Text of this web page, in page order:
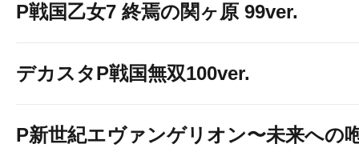
P戦国乙女7 終焉の関ヶ原 99ver.
デカスタP戦国無双100ver.
P新世紀エヴァンゲリオン〜未来への